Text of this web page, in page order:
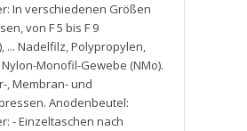
In verschiedenen Größen
,von F 5 bis F 9
, ... Nadelfilz,Polypropylen,
Nylon-Monofil-Gewebe (NMo).
,Membran- und
Anodenbeutel:
- Einzeltaschen nach